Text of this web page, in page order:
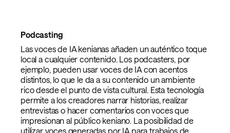
Podcasting
Las voces de IA kenianas añaden un auténtico toque
local a cualquier contenido. Los podcasters, por
ejemplo, pueden usar voces de IA con acentos
distintos, lo que le da a su contenido un ambiente
rico desde el punto de vista cultural. Esta tecnología
permite a los creadores narrar historias, realizar
entrevistas o hacer comentarios con voces que
impresionan al público keniano. La posibilidad de
utilizar voces generadas por IA para trabajos de